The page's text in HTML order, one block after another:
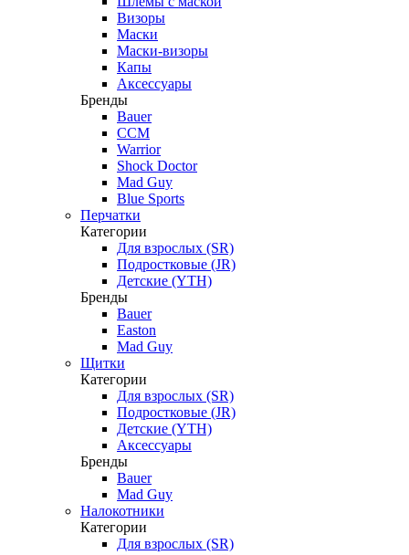
Визоры
Маски
Маски-визоры
Капы
Аксессуары
Бренды
Bauer
CCM
Warrior
Shock Doctor
Mad Guy
Blue Sports
Перчатки
Категории
Для взрослых (SR)
Подростковые (JR)
Детские (YTH)
Бренды
Bauer
Easton
Mad Guy
Щитки
Категории
Для взрослых (SR)
Подростковые (JR)
Детские (YTH)
Аксессуары
Бренды
Bauer
Mad Guy
Налокотники
Категории
Для взрослых (SR)